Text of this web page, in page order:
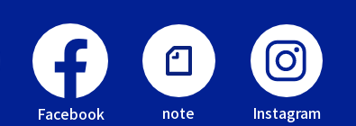
Facebook note Instagram